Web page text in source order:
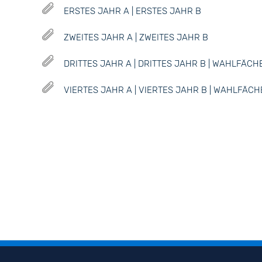
ERSTES JAHR A | ERSTES JAHR B
ZWEITES JAHR A | ZWEITES JAHR B
DRITTES JAHR A | DRITTES JAHR B |
VIERTES JAHR A | VIERTES JAHR B |